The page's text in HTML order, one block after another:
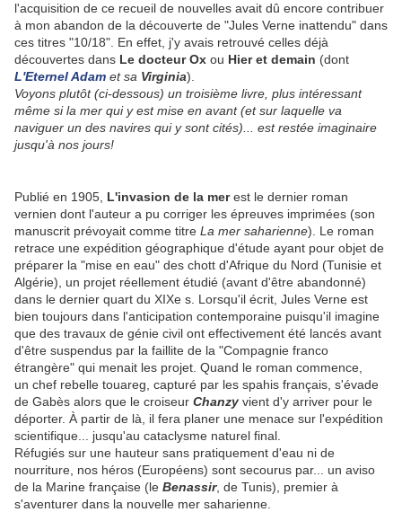
l'acquisition de ce recueil de nouvelles avait dû encore contribuer
à mon abandon de la découverte de "Jules Verne inattendu" dans
ces titres "10/18". En effet, j'y avais retrouvé celles déjà
découvertes dans Le docteur Ox ou Hier et demain (dont
L'Eternel Adam et sa Virginia).
Voyons plutôt (ci-dessous) un troisième livre, plus intéressant
même si la mer qui y est mise en avant (et sur laquelle va
naviguer un des navires qui y sont cités)... est restée imaginaire
jusqu'à nos jours!
Publié en 1905, L'invasion de la merest le dernier roman
vernien dont l'auteur a pu corriger les épreuves imprimées (son
manuscrit prévoyait comme titre La mer saharienne). Le roman
retrace une expédition géographique d'étude ayant pour objet de
préparer la "mise en eau" des chott d'Afrique du Nord (Tunisie et
Algérie), un projet réellement étudié (avant d'être abandonné)
dans le dernier quart du XIXe s. Lorsqu'il écrit, Jules Verne est
bien toujours dans l'anticipation contemporaine puisqu'il imagine
que des travaux de génie civil ont effectivement été lancés avant
d'être suspendus par la faillite de la "Compagnie franco
étrangère" qui menait les projet. Quand le roman commence,
un chef rebelle touareg, capturé par les spahis français, s'évade
de Gabès alors que le croiseur Chanzy vient d'y arriver pour le
déporter. À partir de là, il fera planer une menace sur l'expédition
scientifique... jusqu'au cataclysme naturel final.
Réfugiés sur une hauteur sans pratiquement d'eau ni de
nourriture, nos héros (Européens) sont secourus par... un aviso
de la Marine française (le Benassir, de Tunis), premier à
s'aventurer dans la nouvelle mer saharienne.